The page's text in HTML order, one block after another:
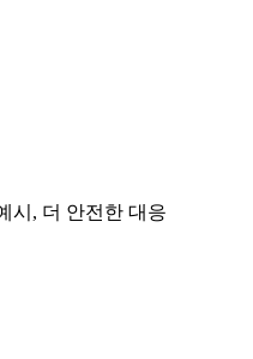
시, 더 안전한 대응